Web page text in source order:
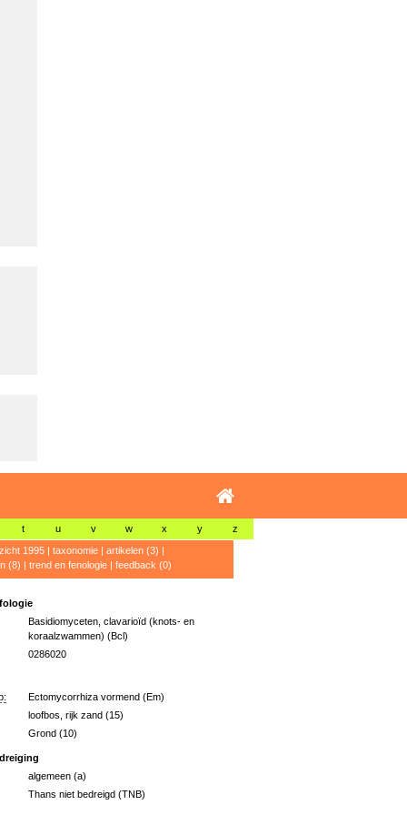
t u v w x y z
1995| taxonomie| artikelen (3) |
(8) | trend en fenologie| feedback (0)
Basidiomyceten, clavarioïd (knots- en
koraalzwammen) (Bcl)
0286020
Ectomycorrhiza vormend (Em)
loofbos, rijk zand (15)
Grond (10)
algemeen (a)
Thans niet bedreigd (TNB)